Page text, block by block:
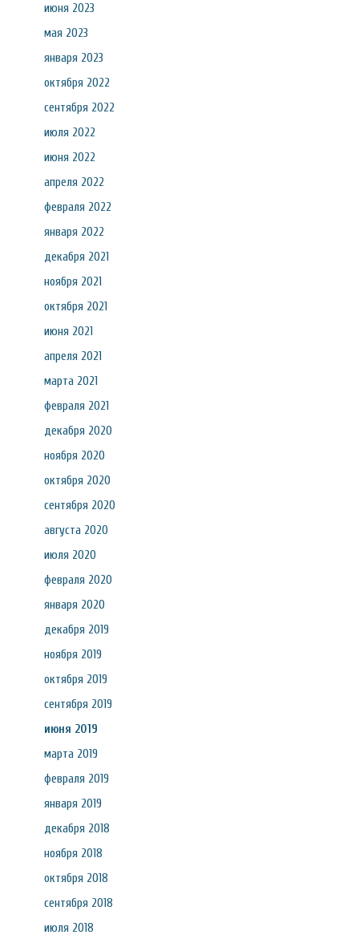
июня 2023
мая 2023
января 2023
октября 2022
сентября 2022
июля 2022
июня 2022
апреля 2022
февраля 2022
января 2022
декабря 2021
ноября 2021
октября 2021
июня 2021
апреля 2021
марта 2021
февраля 2021
декабря 2020
ноября 2020
октября 2020
сентября 2020
августа 2020
июля 2020
февраля 2020
января 2020
декабря 2019
ноября 2019
октября 2019
сентября 2019
июня 2019
марта 2019
февраля 2019
января 2019
декабря 2018
ноября 2018
октября 2018
сентября 2018
июля 2018